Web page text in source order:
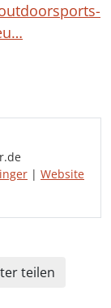
| Website
teilen